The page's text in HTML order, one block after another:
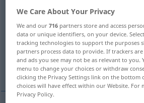
Overview of all translations
(For more details, click/tap on the
grobes GetreideMehl,
Mehl, Pulver
We Care About Your Privacy
We and our716 partners store and access
data or unique identifiers, on your device.
tracking technologies to support the purposes
partners process data to provide. If trackers
and ads you see may not be as relevant to you.
menu to change your choices or withdraw
clicking the Privacy Settings link on the bottom
choices will have effect within our Website. For
Privacy Policy.